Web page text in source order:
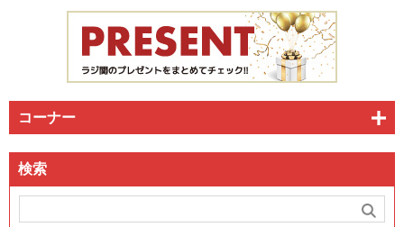
コーナー
検索